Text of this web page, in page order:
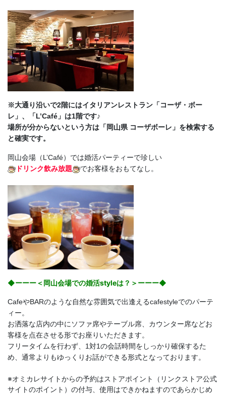
※大通り沿いで2階にはイタリアンレストラン「コーザ・ボー
レ」、「L’Café」は1階です♪
場所が分からないという方は「岡山県 コーザボーレ」を検索する
と確実です。
岡山会場（L’Café）では婚活パーティーで珍しい
ドリンク飲み放題
でお客様をおもてなし。
◆ーーー＜岡山会場での婚活styleは？＞ーーー◆
CafeやBARのような自然な雰囲気で出逢えるcafestyleでのパーテ
ィー。
お洒落な店内の中にソファ席やテーブル席、カウンター席などお
客様を点在させる形でお座りいただきます。
フリータイムを行わず、1対1の会話時間をしっかり確保するた
め、通常よりもゆっくりお話ができる形式となっております。
※オミカレサイトからの予約はストアポイント（リンクストア公式
サイトのポイント）の付与、使用はできかねますのであらかじめ